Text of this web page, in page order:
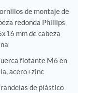
de montaje de
redonda Phillips
mm de cabeza
flotante M6 en
acero+zinc
de plástico